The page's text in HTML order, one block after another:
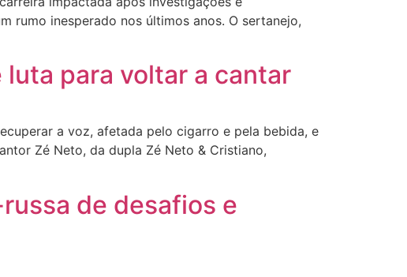
rumo inesperado nos últimos anos. O sertanejo,
para voltar a cantar
a voz, afetada pelo cigarro e pela bebida, e
Zé Neto, da dupla Zé Neto & Cristiano,
de desafios e